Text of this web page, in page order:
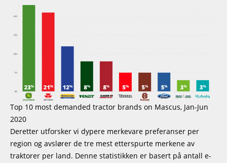
Top 10 most demanded tractor brands on Mascus, Jan-Jun
2020
Deretter utforsker vi dypere merkevare preferanser per
region og avslører de tre mest etterspurte merkene av
traktorer per land. Denne statistikken er basert på antall e-